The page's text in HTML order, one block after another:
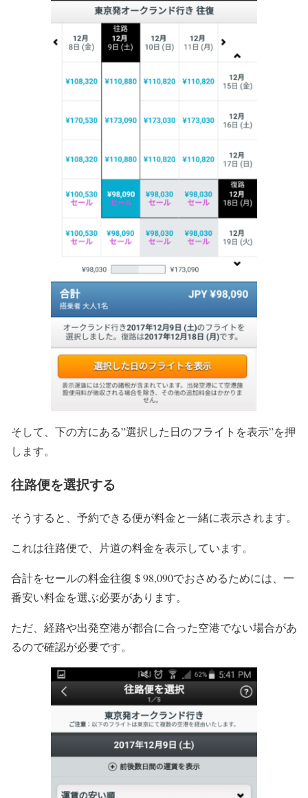
そして、下の方にある”選択した日のフライトを表示”を押
します。
往路便を選択する
そうすると、予約できる便が料金と一緒に表示されます。
これは往路便で、片道の料金を表示しています。
合計をセールの料金往復＄98,090でおさめるためには、一
番安い料金を選ぶ必要があります。
ただ、経路や出発空港が都合に合った空港でない場合があ
るので確認が必要です。